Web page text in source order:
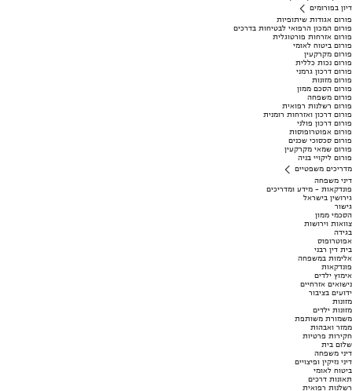
דיון בפורומים
פורום אגודות שיתופיות
פורום המכון הרפואי לבטיחות בדרכים
פורום אזרחות פורטוגלית
פורום ביטוח לאומי
פורום מקרקעין
פורום נכות כללית
פורום דרכון גרמני
פורום מזונות
פורום הסכם ממון
פורום משפחה
פורום רשלנות רפואית
פורום דרכון ואזרחות רומנית
פורום דרכון פולני
פורום אפוטרופוסות
פורום סכסוכי שכנים
פורום שמאי מקרקעין
פורום ליקויי בניה
מדריכים משפטיים
דיני משפחה
פונדקאות - מידע ומדריכים
גירושין בישראל
גישור
הסכמי ממון
צוואות וירושות
בגידה
אפוטרופוס
בית דין רבני
אלימות במשפחה
פונדקאות
אימוץ ילדים
נישואים אזרחיים
ידועים בציבור
מזונות
מזונות ילדים
משמורת משותפת
ממזר ואבהות
חקירות פרטיות
שלום בית
דיני משפחה
דיני נזיקין ופיצויים
ביטוח לאומי
תאונות דרכים
רשלנות רפואית